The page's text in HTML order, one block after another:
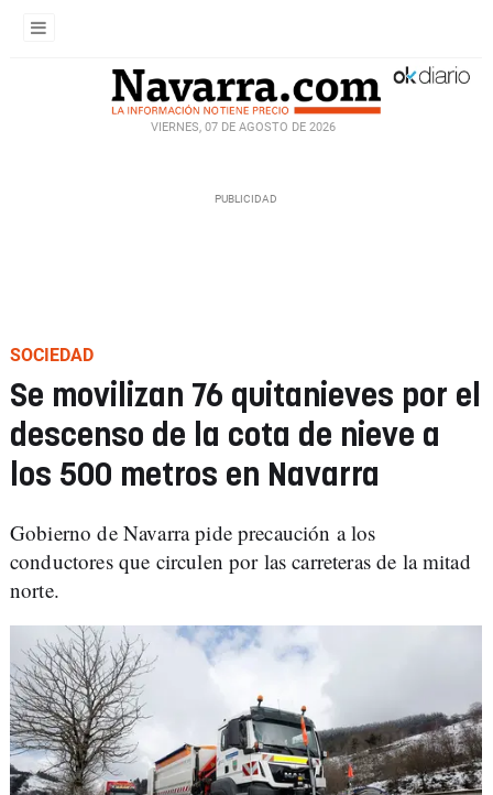
VIERNES, 07 DE AGOSTO DE 2026
SOCIEDAD
Se movilizan 76 quitanieves por el
descenso de la cota de nieve a
los 500 metros en Navarra
Gobierno de Navarra pide precaución a los
conductores que circulen por las carreteras de la mitad
norte.